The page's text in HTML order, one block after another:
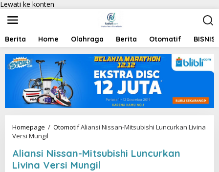
Lewati ke konten
Berita Home Olahraga Berita Otomatif BISNIS
Homepage / OtomotifAliansi Nissan-Mitsubishi Luncurkan Livina
Versi Mungil
Aliansi Nissan-Mitsubishi Luncurkan
Livina Versi Mungil